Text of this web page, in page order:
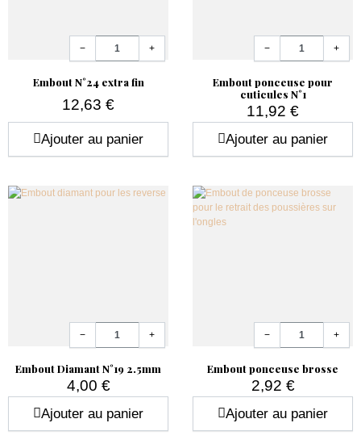
Embout N°24 extra fin
Prix
12,63 €
− +
Ajouter au panier
Embout ponceuse pour
cuticules N°1
11,92 €
− +
Ajouter au panier
Embout Diamant N°19 2.5mm
4,00 €
− +
Ajouter au panier
Embout ponceuse brosse
2,92 €
− +
Ajouter au panier